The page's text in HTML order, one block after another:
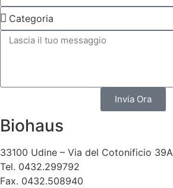
Invia Ora
Biohaus
33100 Udine – Via del Cotonificio 39A
Tel. 0432.299792
Fax. 0432.508940